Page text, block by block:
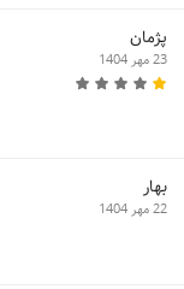
پژمان
23 مهر 1404
بهار
22 مهر 1404